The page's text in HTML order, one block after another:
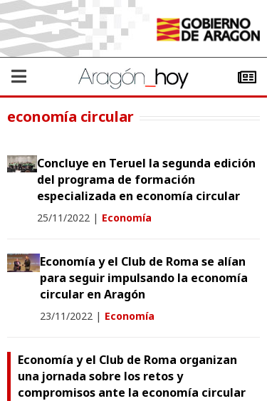
economía circular
Concluye en Teruel la segunda edición
del programa de formación
especializada en economía circular
25/11/2022 | Economía
Economía y el Club de Roma se alían
para seguir impulsando la economía
circular en Aragón
23/11/2022 | Economía
Economía y el Club de Roma organizan
una jornada sobre los retos y
compromisos ante la economía circular